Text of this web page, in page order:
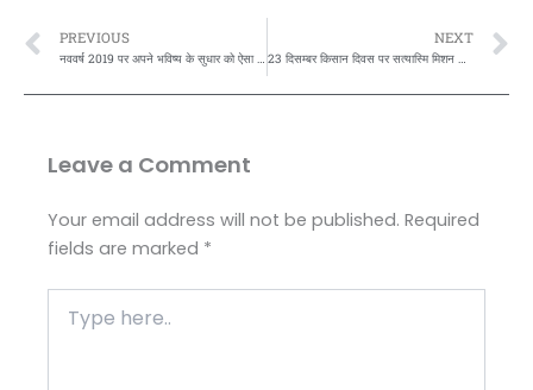
Prev
PREVIOUS
नववर्ष 2019 पर अपने भविष्य के सुधार को ऐसा क्या करें,जो नया साल महत्त्वपूर्ण सफलताओं सेभरा और स्मरणीय सिद्ध हो…बता रहें है स्वामी सत्येंद्र सत्यसाहिब जी…
NEXT
23 दिसम्बर किसान दिवस पर सत्यास्मि मिशन की और से अपनी कविता के माध्यम से सभी को शुभकामनायें देते हुए स्वामी सत्येंद्र सत्यसाहिब जी..
Leave a Comment
Your email address will not be published. Required
fields are marked *
here..